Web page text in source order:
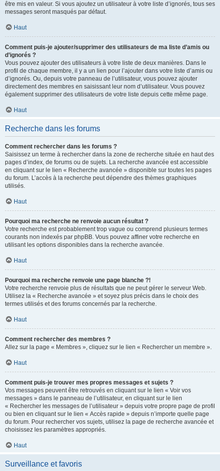
être mis en valeur. Si vous ajoutez un utilisateur à votre liste d’ignorés, tous ses
messages seront masqués par défaut.
Haut
Comment puis-je ajouter/supprimer des utilisateurs de ma liste d’amis ou
d’ignorés ?
Vous pouvez ajouter des utilisateurs à votre liste de deux manières. Dans le
profil de chaque membre, il y a un lien pour l’ajouter dans votre liste d’amis ou
d’ignorés. Ou, depuis votre panneau de l’utilisateur, vous pouvez ajouter
directement des membres en saisissant leur nom d’utilisateur. Vous pouvez
également supprimer des utilisateurs de votre liste depuis cette même page.
Haut
Recherche dans les forums
Comment rechercher dans les forums ?
Saisissez un terme à rechercher dans la zone de recherche située en haut des
pages d’index, de forums ou de sujets. La recherche avancée est accessible
en cliquant sur le lien « Recherche avancée » disponible sur toutes les pages
du forum. L’accès à la recherche peut dépendre des thèmes graphiques
utilisés.
Haut
Pourquoi ma recherche ne renvoie aucun résultat ?
Votre recherche est probablement trop vague ou comprend plusieurs termes
courants non indexés par phpBB. Vous pouvez affiner votre recherche en
utilisant les options disponibles dans la recherche avancée.
Haut
Pourquoi ma recherche renvoie une page blanche ?!
Votre recherche renvoie plus de résultats que ne peut gérer le serveur Web.
Utilisez la « Recherche avancée » et soyez plus précis dans le choix des
termes utilisés et des forums concernés par la recherche.
Haut
Comment rechercher des membres ?
Allez sur la page « Membres », cliquez sur le lien « Rechercher un membre ».
Haut
Comment puis-je trouver mes propres messages et sujets ?
Vos messages peuvent être retrouvés en cliquant sur le lien « Voir vos
messages » dans le panneau de l’utilisateur, en cliquant sur le lien
« Rechercher les messages de l’utilisateur » depuis votre propre page de profil
ou bien en cliquant sur le lien « Accès rapide » depuis n’importe quelle page
du forum. Pour rechercher vos sujets, utilisez la page de recherche avancée et
choisissez les paramètres appropriés.
Haut
Surveillance et favoris